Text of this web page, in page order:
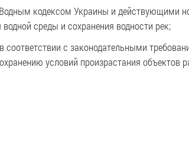
кодексом Украины и действующими
среды и сохранения водности рек;
с законодательными
условий произрастания объектов